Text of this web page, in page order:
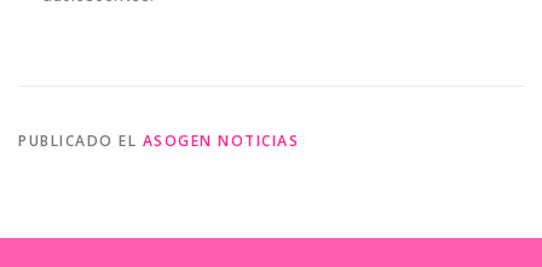
PUBLICADO EL ASOGEN NOTICIAS